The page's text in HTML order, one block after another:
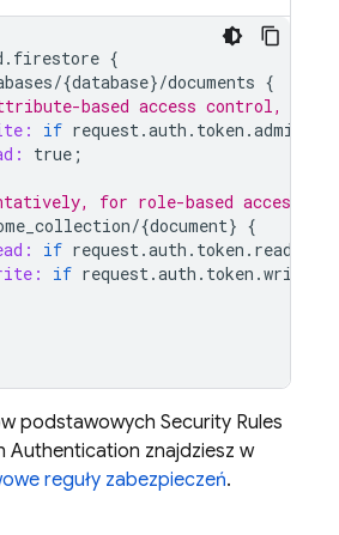
. firestore {
/{database}/documents {
based access control,
if request.auth . token .admin
true ;
for role-based access,
/{document} {
if request.auth . token . reader
if request.auth . token .writer
podstawowych Security Rules
Authentication znajdziesz w
reguły zabezpieczeń.